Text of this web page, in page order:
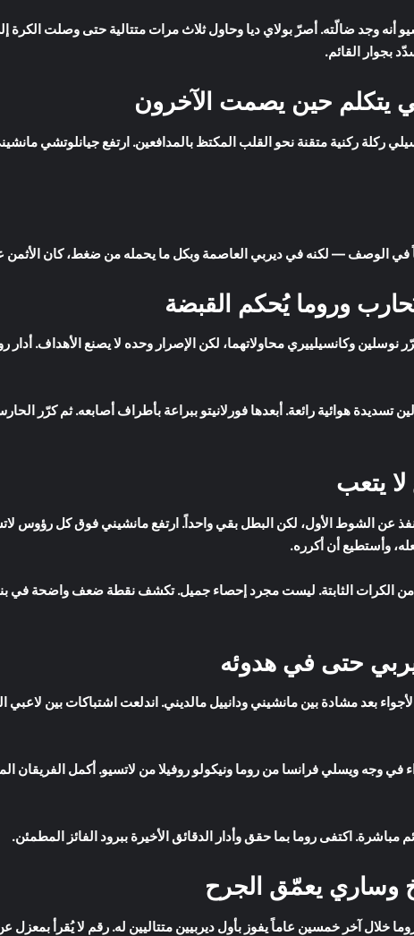
أنه وجد ضالّته. أصرّ بولاي ديا وحاول ثلاث مرات متتالية حتى وصلت
بجوار القائم.
يتكلم حين يصمت الآخرون
ركلة ركنية متقنة نحو القلب المكتظ بالمدافعين. ارتفع جيانلوتشي
في الوصف — لكنه في ديربي العاصمة وبكل ما يحمله من ضغط، كان الأثمن
وروما يُحكم القبضة
نوسلين وكانسيلييري محاولاتهما، لكن الإصرار وحده لا يصنع الأهداف. أدار
تسديدة هوائية رائعة. أبعدها فورلانيتو ببراعة بأطراف أصابعه. ثم كرّر
لا يتعب
المنفذ عن الشوط الأول، لكن البطل بقي واحداً. ارتفع مانشيني فوق كل رؤوس
وأستطيع أن أكرره.
من الكرات الثابتة. ليست مجرد إحصاء جميل. تكشف نقطة ضعف واضحة في
حتى في هدوئه
بعد مشادة بين مانشيني ودانييل مالديني. اندلعت اشتباكات بين
في وجه ويسلي فرانسا من روما ونيكولو روفيلا من لاتسيو. أكمل الفريقان
مباشرة. اكتفى روما بما حقق وأدار الدقائق الأخيرة ببرود الفائز المطمئن.
وساري يعمّق الجرح
خلال آخر خمسين عاماً يفوز بأول ديربيين متتاليين له. رقم لا يُقرأ